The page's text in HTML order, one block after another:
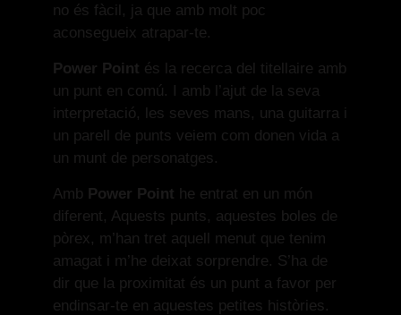
no és fàcil, ja que amb molt poc
aconsegueix atrapar-te.
Power Point és la recerca del titellaire amb
un punt en comú. I amb l’ajut de la seva
interpretació, les seves mans, una guitarra i
un parell de punts veiem com donen vida a
un munt de personatges.
Amb Power Point he entrat en un món
diferent, Aquests punts, aquestes boles de
pòrex, m’han tret aquell menut que tenim
amagat i m’he deixat sorprendre. S’ha de
dir que la proximitat és un punt a favor per
endinsar-te en aquestes petites històries.